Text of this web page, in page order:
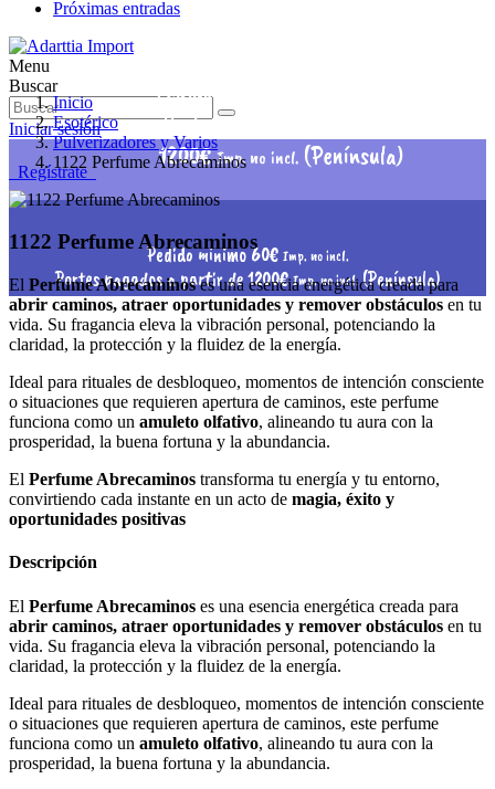
Próximas entradas
Menu
Buscar
Iniciar sesión
Regístrate
Pedido mínimo 60€ Imp. no incl.
Portes pagados a partir de 1200€Imp. no incl.(Península)
Pedido mínimo 60€
Portes pagados a partir de
1200€Imp. no incl. (Península)
Inicio
Esotérico
Pulverizadores y Varios
1122 Perfume Abrecaminos
1122 Perfume Abrecaminos
El Perfume Abrecaminoses una esencia energética creada para
abrir caminos, atraer oportunidades y remover obstáculos en tu
vida. Su fragancia eleva la vibración personal, potenciando la
claridad, la protección y la fluidez de la energía.
Ideal para rituales de desbloqueo, momentos de intención consciente
o situaciones que requieren apertura de caminos, este perfume
funciona como un amuleto olfativo, alineando tu aura con la
prosperidad, la buena fortuna y la abundancia.
El Perfume Abrecaminos transforma tu energía y tu entorno,
convirtiendo cada instante en un acto de magia, éxito y
oportunidades positivas
Descripción
El Perfume Abrecaminos es una esencia energética creada para
abrir caminos, atraer oportunidades y remover obstáculos en tu
vida. Su fragancia eleva la vibración personal, potenciando la
claridad, la protección y la fluidez de la energía.
Ideal para rituales de desbloqueo, momentos de intención consciente
o situaciones que requieren apertura de caminos, este perfume
funciona como un amuleto olfativo, alineando tu aura con la
prosperidad, la buena fortuna y la abundancia.